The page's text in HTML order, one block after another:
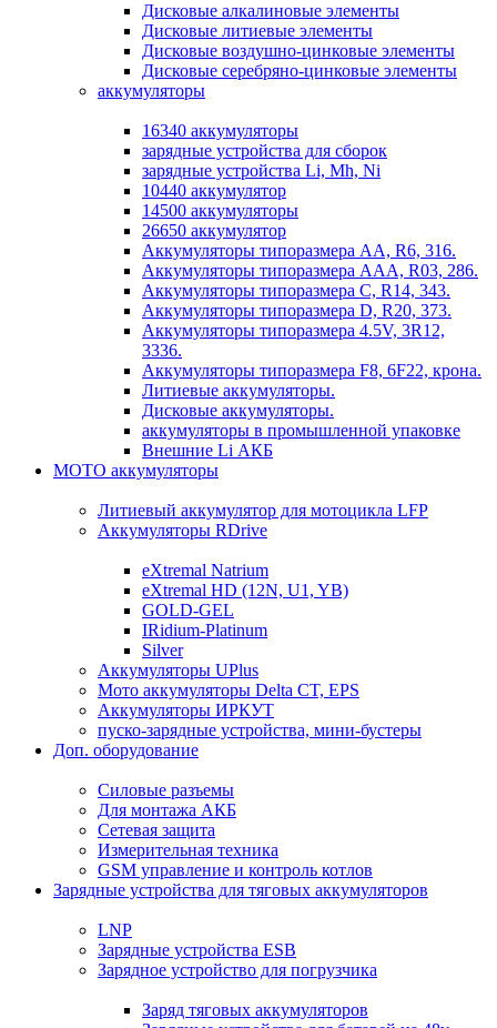
Дисковые алкалиновые элементы
Дисковые литиевые элементы
Дисковые воздушно-цинковые элементы
Дисковые серебряно-цинковые элементы
аккумуляторы
16340 аккумуляторы
зарядные устройства для сборок
зарядные устройства Li, Mh, Ni
10440 аккумулятор
14500 аккумуляторы
26650 аккумулятор
Аккумуляторы типоразмера АА, R6, 316.
Аккумуляторы типоразмера ААА, R03, 286.
Аккумуляторы типоразмера С, R14, 343.
Аккумуляторы типоразмера D, R20, 373.
Аккумуляторы типоразмера 4.5V, 3R12,
3336.
Аккумуляторы типоразмера F8, 6F22, крона.
Литиевые аккумуляторы.
Дисковые аккумуляторы.
аккумуляторы в промышленной упаковке
Внешние Li АКБ
МОТО аккумуляторы
Литиевый аккумулятор для мотоцикла LFP
Аккумуляторы RDrive
eXtremal Natrium
eXtremal HD (12N, U1, YB)
GOLD-GEL
IRidium-Platinum
Silver
Аккумуляторы UPlus
Мото аккумуляторы Delta CT, EPS
Аккумуляторы ИРКУТ
пуско-зарядные устройства, мини-бустеры
Доп. оборудование
Силовые разъемы
Для монтажа АКБ
Сетевая защита
Измерительная техника
GSM управление и контроль котлов
Зарядные устройства для тяговых аккумуляторов
LNP
Зарядные устройства ESB
Зарядное устройство для погрузчика
Заряд тяговых аккумуляторов